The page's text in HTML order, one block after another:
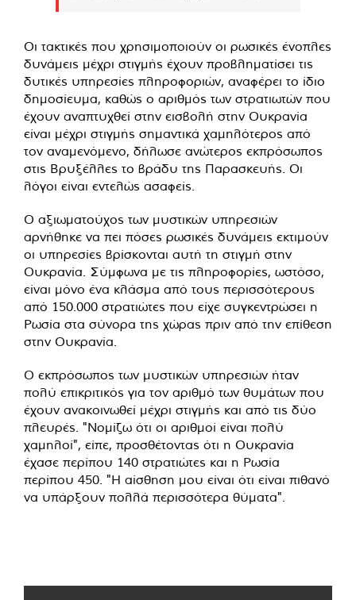
Οι τακτικές που χρησιμοποιούν οι ρωσικές ένοπλες
δυνάμεις μέχρι στιγμής έχουν προβληματίσει τις
δυτικές υπηρεσίες πληροφοριών, αναφέρει το ίδιο
δημοσίευμα, καθώς ο αριθμός των στρατιωτών που
έχουν αναπτυχθεί στην εισβολή στην Ουκρανία
είναι μέχρι στιγμής σημαντικά χαμηλότερος από
τον αναμενόμενο, δήλωσε ανώτερος εκπρόσωπος
στις Βρυξέλλες το βράδυ της Παρασκευής. Οι
λόγοι είναι εντελώς ασαφείς.
Ο αξιωματούχος των μυστικών υπηρεσιών
αρνήθηκε να πει πόσες ρωσικές δυνάμεις εκτιμούν
οι υπηρεσίες βρίσκονται αυτή τη στιγμή στην
Ουκρανία. Σύμφωνα με τις πληροφορίες, ωστόσο,
είναι μόνο ένα κλάσμα από τους περισσότερους
από 150.000 στρατιώτες που είχε συγκεντρώσει η
Ρωσία στα σύνορα της χώρας πριν από την επίθεση
στην Ουκρανία.
Ο εκπρόσωπος των μυστικών υπηρεσιών ήταν
πολύ επικριτικός για τον αριθμό των θυμάτων που
έχουν ανακοινωθεί μέχρι στιγμής και από τις δύο
πλευρές. "Νομίζω ότι οι αριθμοί είναι πολύ
χαμηλοί", είπε, προσθέτοντας ότι η Ουκρανία
έχασε περίπου 140 στρατιώτες και η Ρωσία
περίπου 450. "Η αίσθηση μου είναι ότι είναι πιθανό
να υπάρξουν πολλά περισσότερα θύματα".